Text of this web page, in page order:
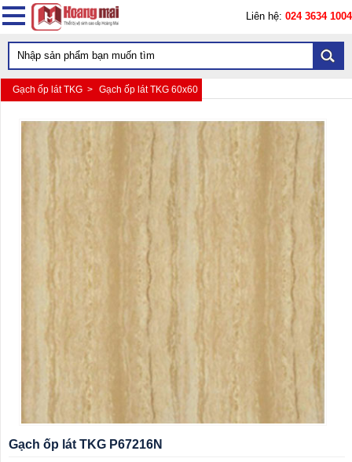
Liên hệ: 024 3634 1004
Gạch ốp lát TKG > Gạch ốp lát TKG 60x60
Gạch ốp lát TKG P67216N